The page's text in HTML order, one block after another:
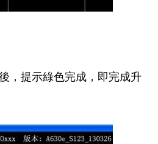
，提示綠色完成，即完成升